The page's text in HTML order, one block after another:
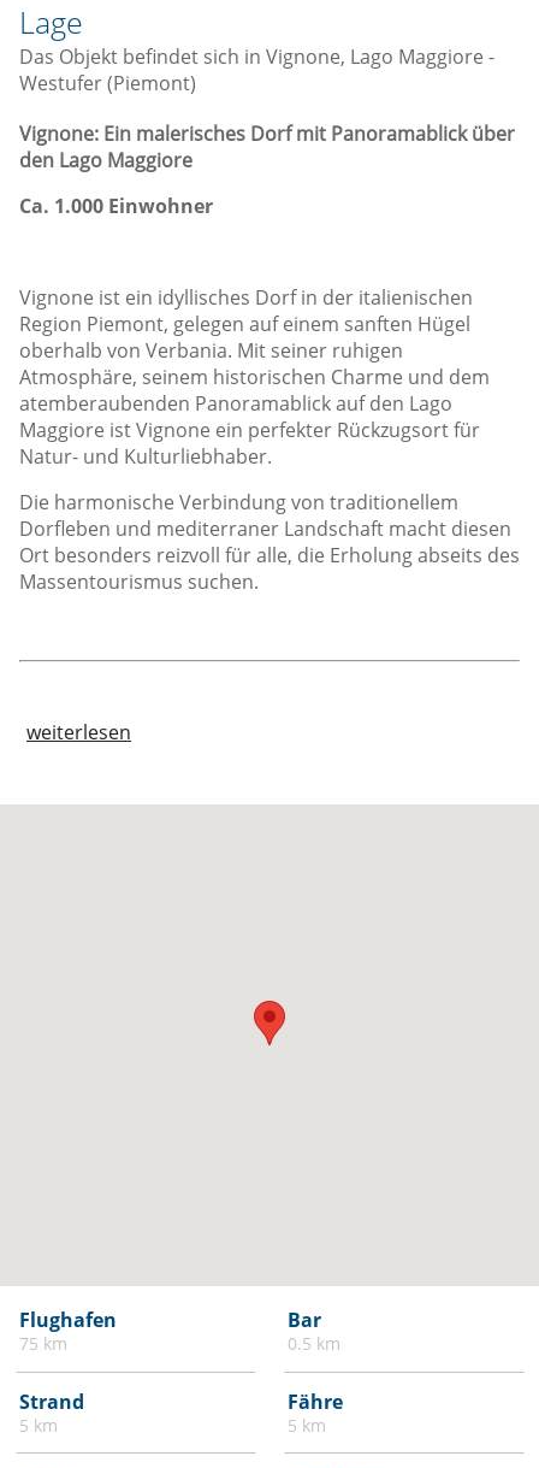
Lage
Das Objekt befindet sich in Vignone, Lago Maggiore -
Westufer (Piemont)
Vignone: Ein malerisches Dorf mit Panoramablick über
den Lago Maggiore
Ca. 1.000 Einwohner
Vignone ist ein idyllisches Dorf in der italienischen
Region Piemont, gelegen auf einem sanften Hügel
oberhalb von Verbania. Mit seiner ruhigen
Atmosphäre, seinem historischen Charme und dem
atemberaubenden Panoramablick auf den Lago
Maggiore ist Vignone ein perfekter Rückzugsort für
Natur- und Kulturliebhaber.
Die harmonische Verbindung von traditionellem
Dorfleben und mediterraner Landschaft macht diesen
Ort besonders reizvoll für alle, die Erholung abseits des
Massentourismus suchen.
weiterlesen
Flughafen
75 km
Bar
0.5 km
Strand
5 km
Fähre
5 km